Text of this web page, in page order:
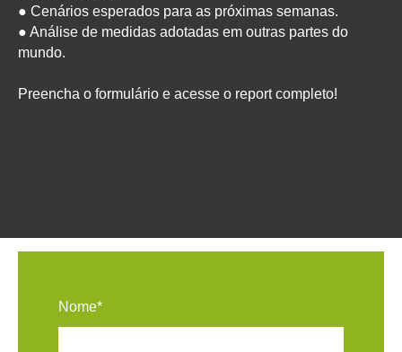
● Cenários esperados para as próximas semanas.
● Análise de medidas adotadas em outras partes do
mundo.
Preencha o formulário e acesse o report completo!
Nome*